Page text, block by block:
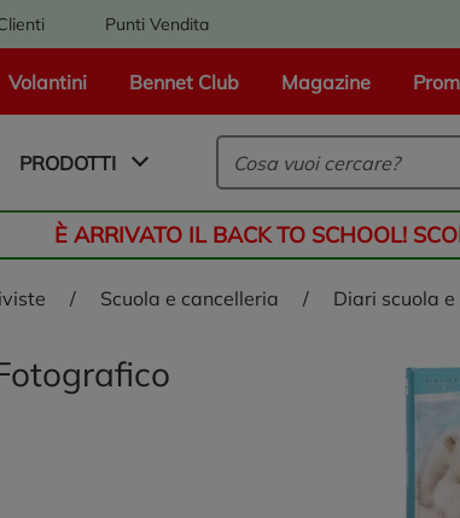
Punti Vendita
Volantini Bennet Club Magazine
alla homepage
PRODOTTI
È ARRIVATO IL BACK TO SCHOOL!
/ scuola e cancelleria / diari scuola